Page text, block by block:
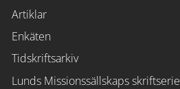
Artiklar
Enkäten
Tidskriftsarkiv
Lunds Missionssällskaps skriftserie